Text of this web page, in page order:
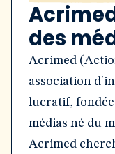
des
Acrimed
association
lucratif, fondée
médias né du
Acrimed